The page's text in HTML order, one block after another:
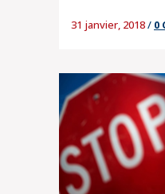
31 janvier, 2018/ 0